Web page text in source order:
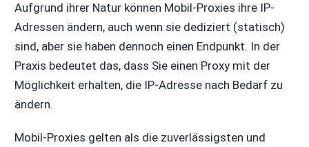
Aufgrund ihrer Natur können Mobil-Proxies ihre IP-
Adressen ändern, auch wenn sie dediziert (statisch)
sind, aber sie haben dennoch einen Endpunkt. In der
Praxis bedeutet das, dass Sie einen Proxy mit der
Möglichkeit erhalten, die IP-Adresse nach Bedarf zu
ändern.
Mobil-Proxies gelten als die zuverlässigsten und